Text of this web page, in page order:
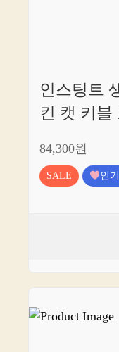
인스팅트
킨 캣 키블
84,300원
SALE 인기